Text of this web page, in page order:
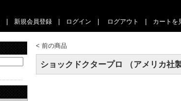
新規会員登録 ログイン ログアウト カートを
< 前の商品
ショックドクタープロ （アメリカ社